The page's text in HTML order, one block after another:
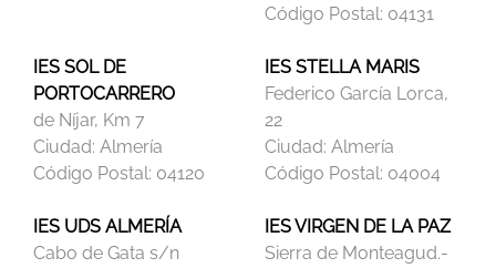
Código Postal: 04131
IES SOL DE
PORTOCARRERO
de Níjar, Km 7
Ciudad: Almería
Código Postal: 04120
IES STELLA MARIS
Federico García Lorca,
22
Ciudad: Almería
Código Postal: 04004
IES UDS ALMERÍA
Cabo de Gata s/n
IES VIRGEN DE LA PAZ
Sierra de Monteagud.-